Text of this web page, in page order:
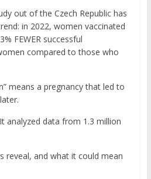
out of the Czech Republic has
in 2022, women vaccinated
FEWER successful
compared to those who
means a pregnancy that led to
analyzed data from 1.3 million
reveal, and what it could mean